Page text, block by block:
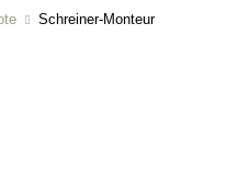
Schreiner-Monteur